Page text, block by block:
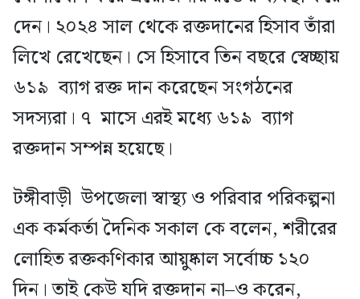
দেন। ২০২৪ সাল থেকে রক্তদানের হিসাব তাঁরা
লিখে রেখেছেন। সে হিসাবে তিন বছরে স্বেচ্ছায়
৬১৯ ব্যাগ রক্ত দান করেছেন সংগঠনের
সদস্যরা। ৭ মাসে এরই মধ্যে ৬১৯ ব্যাগ
রক্তদান সম্পন্ন হয়েছে।
টঙ্গীবাড়ী উপজেলা স্বাস্থ্য ও পরিবার পরিকল্পনা
এক কর্মকর্তা দৈনিক সকাল কে বলেন, শরীরের
লোহিত রক্তকণিকার আয়ুষ্কাল সর্বোচ্চ ১২০
দিন। তাই কেউ যদি রক্তদান না–ও করেন,